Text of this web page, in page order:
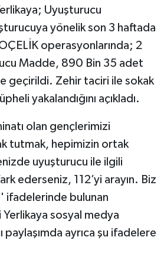
Uyuşturucu
yönelik son 3 haftada
operasyonlarında; 2
Madde, 890 Bin 35 adet
geçirildi. Zehir taciri ile sokak
yakalandığını açıkladı.
olan gençlerimizi
tutmak, hepimizin ortak
uyuşturucu ile ilgili
ederseniz, 112’yi arayın. Biz
ifadelerinde bulunan
Yerlikaya sosyal medya
paylaşımda ayrıca şu ifadelere